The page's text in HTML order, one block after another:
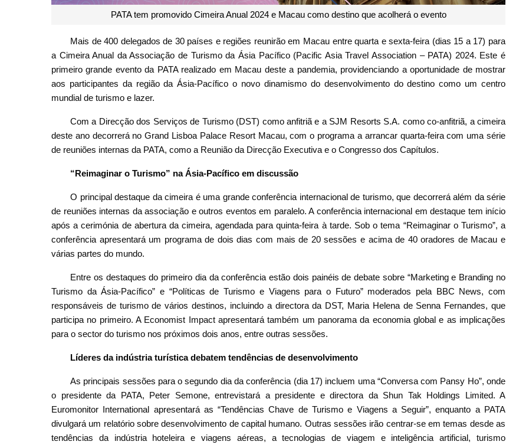
PATA tem promovido Cimeira Anual 2024 e Macau como destino que acolherá o evento
Mais de 400 delegados de 30 países e regiões reunirão em Macau entre quarta e sexta-feira (dias 15 a 17) para
a Cimeira Anual da Associação de Turismo da Ásia Pacífico (Pacific Asia Travel Association – PATA) 2024. Este é
primeiro grande evento da PATA realizado em Macau deste a pandemia, providenciando a oportunidade de mostrar
aos participantes da região da Ásia-Pacífico o novo dinamismo do desenvolvimento do destino como um centro
mundial de turismo e lazer.
Com a Direcção dos Serviços de Turismo (DST) como anfitriã e a SJM Resorts S.A. como co-anfitriã, a cimeira
deste ano decorrerá no Grand Lisboa Palace Resort Macau, com o programa a arrancar quarta-feira com uma série
de reuniões internas da PATA, como a Reunião da Direcção Executiva e o Congresso dos Capítulos.
“Reimaginar o Turismo” na Ásia-Pacífico em discussão
O principal destaque da cimeira é uma grande conferência internacional de turismo, que decorrerá além da série
de reuniões internas da associação e outros eventos em paralelo. A conferência internacional em destaque tem início
após a cerimónia de abertura da cimeira, agendada para quinta-feira à tarde. Sob o tema “Reimaginar o Turismo”, a
conferência apresentará um programa de dois dias com mais de 20 sessões e acima de 40 oradores de Macau e
várias partes do mundo.
Entre os destaques do primeiro dia da conferência estão dois painéis de debate sobre “Marketing e Branding no
Turismo da Ásia-Pacífico” e “Políticas de Turismo e Viagens para o Futuro” moderados pela BBC News, com
responsáveis de turismo de vários destinos, incluindo a directora da DST, Maria Helena de Senna Fernandes, que
participa no primeiro. A Economist Impact apresentará também um panorama da economia global e as implicações
para o sector do turismo nos próximos dois anos, entre outras sessões.
Líderes da indústria turística debatem tendências de desenvolvimento
As principais sessões para o segundo dia da conferência (dia 17) incluem uma “Conversa com Pansy Ho”, onde
o presidente da PATA, Peter Semone, entrevistará a presidente e directora da Shun Tak Holdings Limited. A
Euromonitor International apresentará as “Tendências Chave de Turismo e Viagens a Seguir”, enquanto a PATA
divulgará um relatório sobre desenvolvimento de capital humano. Outras sessões irão centrar-se em temas desde as
tendências da indústria hoteleira e viagens aéreas, a tecnologias de viagem e inteligência artificial, turismo